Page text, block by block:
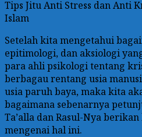
Tips Jitu Anti Stress dan Anti
Islam
Setelah kita mengetahui
epitimologi, dan aksiologi
para ahli psikologi tentang
berbagau rentang usia
usia paruh baya, maka kita
bagaimana sebenarnya
Ta’alla dan Rasul-Nya
mengenai hal ini.